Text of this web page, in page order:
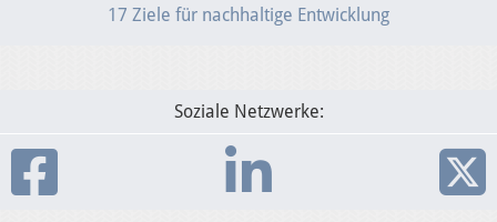
17 Ziele für nachhaltige Entwicklung
Soziale Netzwerke: